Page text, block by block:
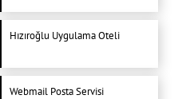
Hızıroğlu Uygulama Oteli
Webmail Posta Servisi